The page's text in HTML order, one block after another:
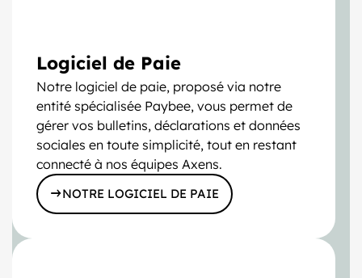
Logiciel de Paie
Notre logiciel de paie, proposé via notre
entité spécialisée Paybee, vous permet de
gérer vos bulletins, déclarations et données
sociales en toute simplicité, tout en restant
connecté à nos équipes Axens.
NOTRE LOGICIEL DE PAIE